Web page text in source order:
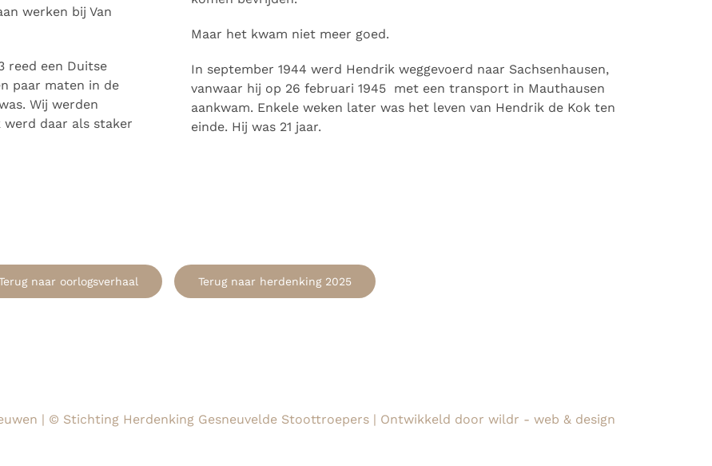
werken bij Van
reed een Duitse
paar maten in de
Wij werden
werd daar als staker
Maar het kwam niet meer goed.
In september 1944 werd Hendrik weggevoerd naar Sachsenhausen,
vanwaar hij op 26 februari 1945 met een transport in Mauthausen
aankwam. Enkele weken later was het leven van Hendrik de Kok ten
einde. Hij was 21 jaar.
naar oorlogsverhaal Terug naar herdenking 2025
| © Stichting Herdenking Gesneuvelde Stoottroepers | Ontwikkeld door wildr - web & design